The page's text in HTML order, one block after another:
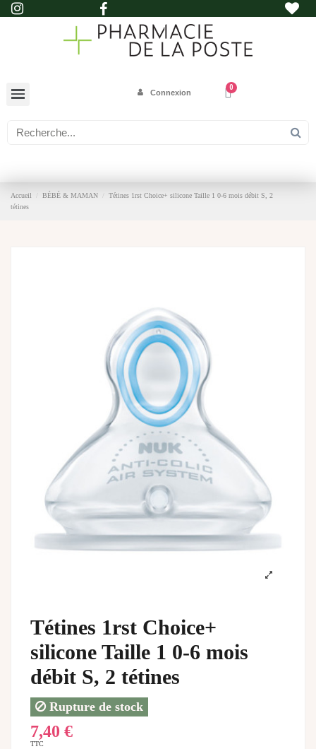
Connexion
Accueil BÉBÉ & MAMAN
Tétines 1rst Choice+ silicone Taille 1 0-6 mois débit S, 2
tétines
Tétines 1rst Choice+
silicone Taille 1 0-6 mois
débit S, 2 tétines
Rupture de stock
7,40 €
TTC